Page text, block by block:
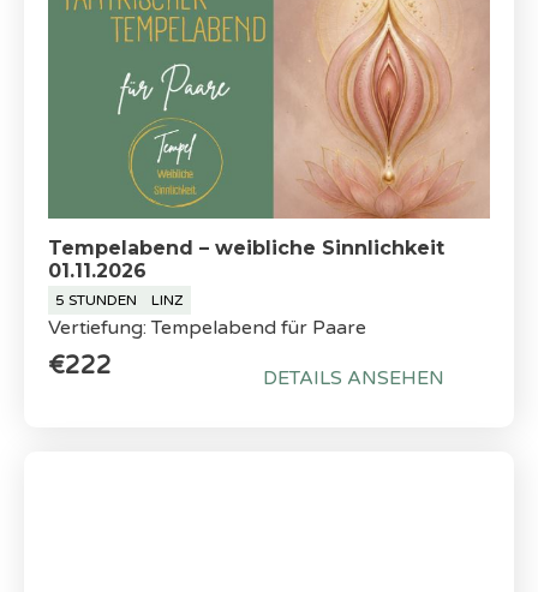
Tempelabend – weibliche Sinnlichkeit
01.11.2026
5 STUNDEN LINZ
Vertiefung: Tempelabend für Paare
€222 DETAILS ANSEHEN